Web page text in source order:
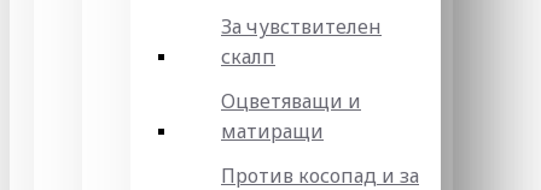
За чувствителен
скалп
Оцветяващи и
матиращи
Против косопад и за